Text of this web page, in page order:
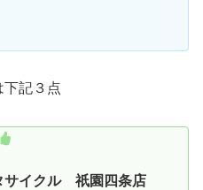
下記３点
サイクル 祇園四条店